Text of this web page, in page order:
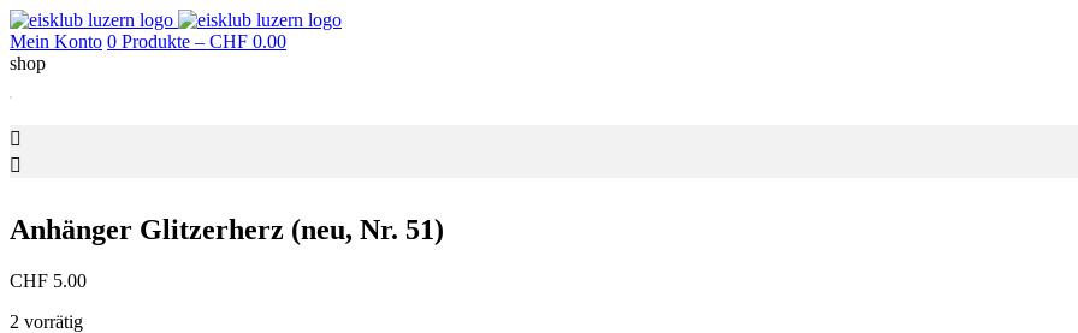
Mein Konto 0 Produkte – CHF 0.00
shop
Anhänger Glitzerherz (neu, Nr. 51)
CHF 5.00
2 vorrätig